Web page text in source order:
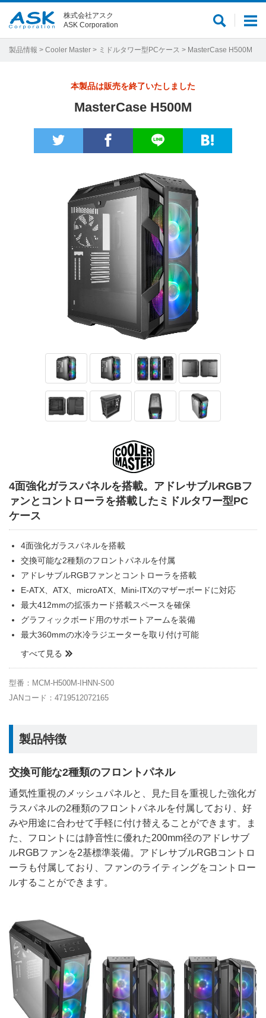
メ
ュ
サ
ト
株式会社アスク
ASK Corporation
製品情報 > Cooler Master > ミドルタワー型PCケース > MasterCase H500M
本製品は販売を終了いたしました
MasterCase H500M
4面強化ガラスパネルを搭載。アドレサブルRGBフ
ァンとコントローラを搭載したミドルタワー型PC
ケース
4面強化ガラスパネルを搭載
交換可能な2種類のフロントパネルを付属
アドレサブルRGBファンとコントローラを搭載
E-ATX、ATX、microATX、Mini-ITXのマザーボードに対応
最大412mmの拡張カード搭載スペースを確保
グラフィックボード用のサポートアームを装備
最大360mmの水冷ラジエーターを取り付け可能
すべて見る
型番：MCM-H500M-IHNN-S00
JANコード：4719512072165
製品特徴
交換可能な2種類のフロントパネル
通気性重視のメッシュパネルと、見た目を重視した強化ガ
ラスパネルの2種類のフロントパネルを付属しており、好
みや用途に合わせて手軽に付け替えることができます。ま
た、フロントには静音性に優れた200mm径のアドレサブ
ルRGBファンを2基標準装備。アドレサブルRGBコントロ
ーラも付属しており、ファンのライティングをコントロー
ルすることができます。